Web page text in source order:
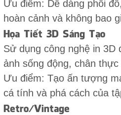
Ưu điểm: Dễ dàng phối
hoàn cảnh và không bao
Họa Tiết 3D Sáng Tạo
Sử dụng công nghệ in 3D
ảnh sống động, chân thực
Ưu điểm: Tạo ấn tượng
cá tính và phá cách của
Retro/Vintage